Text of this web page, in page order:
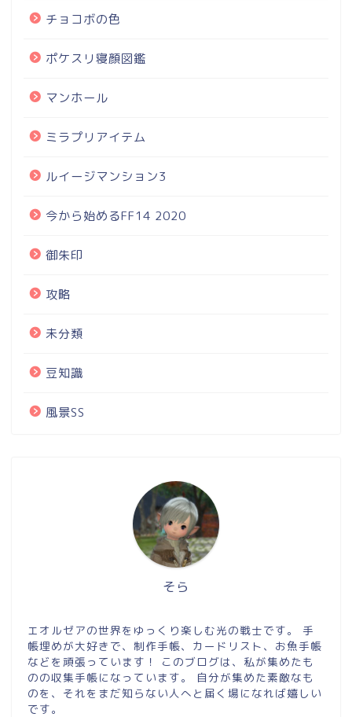
チョコボの色
ポケスリ寝顔図鑑
マンホール
ミラプリアイテム
ルイージマンション3
今から始めるFF14 2020
御朱印
攻略
未分類
豆知識
風景SS
そら
エオルゼアの世界をゆっくり楽しむ光の戦士です。 手
帳埋めが大好きで、制作手帳、カードリスト、お魚手帳
などを頑張っています！ このブログは、私が集めたも
のの収集手帳になっています。 自分が集めた素敵なも
のを、それをまだ知らない人へと届く場になれば嬉しい
です。